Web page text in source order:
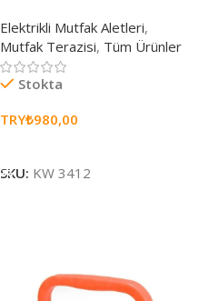
Elektrikli Mutfak Aletleri,
Mutfak Terazisi, Tüm Ürünler
Stokta
TRY₺980,00
SKU: KW 3412